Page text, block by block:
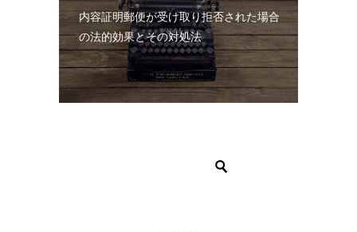
内容証明郵便が受け取り拒否された場合
の法的効果とその対処法